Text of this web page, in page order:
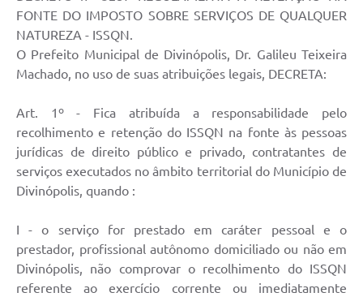
FONTE DO IMPOSTO SOBRE SERVIÇOS DE QUALQUER
NATUREZA - ISSQN.
O Prefeito Municipal de Divinópolis, Dr. Galileu Teixeira
Machado, no uso de suas atribuições legais, DECRETA:
Art. 1º - Fica atribuída a responsabilidade pelo
recolhimento e retenção do ISSQN na fonte às pessoas
jurídicas de direito público e privado, contratantes de
serviços executados no âmbito territorial do Município de
Divinópolis, quando :
I - o serviço for prestado em caráter pessoal e o
prestador, profissional autônomo domiciliado ou não em
Divinópolis, não comprovar o recolhimento do ISSQN
referente ao exercício corrente ou imediatamente